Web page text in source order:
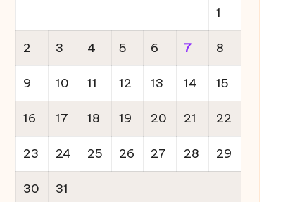
1
2 3 4 5 6 7 8
9 10 11 12 13 14 15
16 17 18 19 20 21 22
23 24 25 26 27 28 29
30 31